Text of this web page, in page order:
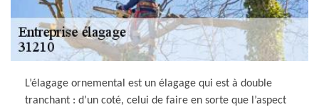
L’élagage ornemental est un élagage qui est à double
tranchant : d’un coté, celui de faire en sorte que l’aspect